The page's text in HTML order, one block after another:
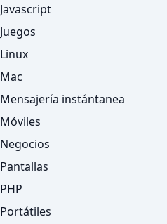
Javascript
Juegos
Linux
Mac
Mensajería instántanea
Móviles
Negocios
Pantallas
PHP
Portátiles